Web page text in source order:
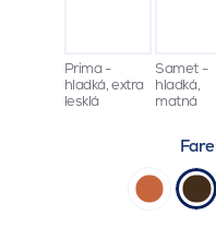
Prima -
hladká, extra
lesklá
Samet -
hladká,
matná